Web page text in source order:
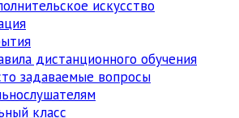
искусство
дистанционного обучения
задаваемые вопросы
класс